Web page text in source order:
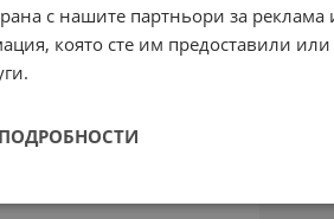
с нашите партньори за
която сте им предоставили